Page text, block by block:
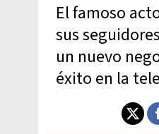
El famoso
sus
un nuevo
éxito en la